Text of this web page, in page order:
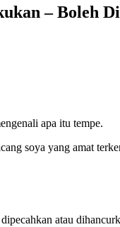
– Boleh
apa itu tempe.
soya yang amat
atau